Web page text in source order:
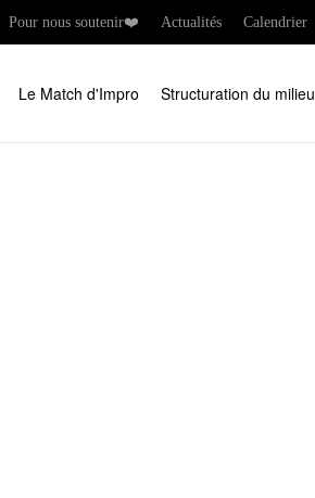
Pour nous soutenir❤️ Actualités Calendrier
Le Match d'Impro Structuration du milieu